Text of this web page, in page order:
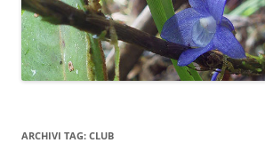
ARCHIVI TAG: CLUB